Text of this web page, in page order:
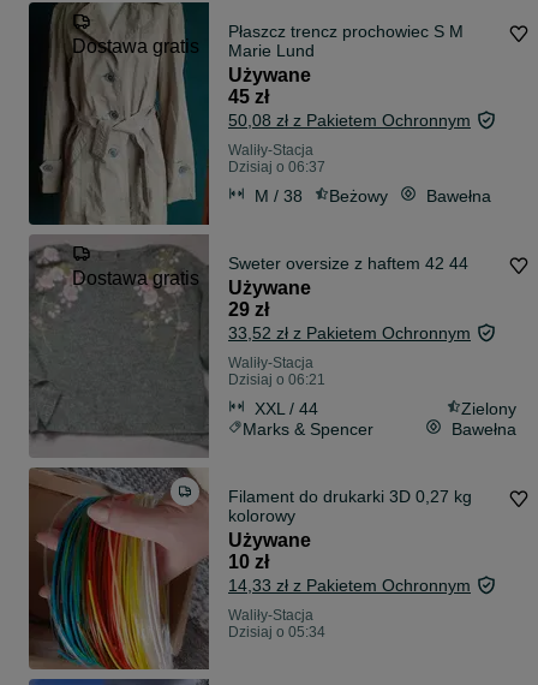
Dostawa gratis
Płaszcz trencz prochowiec S M
Marie Lund
Używane
45 zł
50,08 zł z Pakietem Ochronnym
Waliły-Stacja
Dzisiaj o 06:37
M / 38 Beżowy Bawełna
Dostawa gratis
Sweter oversize z haftem 42 44
Używane
29 zł
33,52 zł z Pakietem Ochronnym
Waliły-Stacja
Dzisiaj o 06:21
XXL / 44
Zielony
Marks & Spencer
Bawełna
Filament do drukarki 3D 0,27 kg
kolorowy
Używane
10 zł
14,33 zł z Pakietem Ochronnym
Waliły-Stacja
Dzisiaj o 05:34